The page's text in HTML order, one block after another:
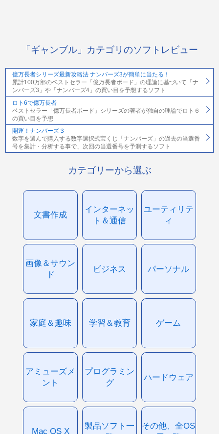
「ギャンブル」カテゴリのソフトレビュー
億万長者シリーズ最新攻略法 ナンバーズ3が簡単に当たる！
累計100万部のベストセラー「億万長者ボード」の理論に基づいて「ナ
ンバーズ3」や「ナンバーズ4」の買い目を予想するソフト
ロト6で億万長者
ベストセラー「億万長者ボード」シリーズの著者が独自の理論でロト６
の買い目を予想
開運！ナンバーズ３
数字を選んで購入する数字選択式宝くじ「ナンバーズ」の過去の当選番
号を集計・分析する事で、次回の当選番号を予測するソフト
カテゴリーから選ぶ
文書作成
インターネッ
ト＆通信
ユーティリテ
ィ
画像＆サウン
ド
ビジネス パーソナル
家庭＆趣味 学習＆教育 ゲーム
アミューズメ
ント
プログラミン
グ
ハードウェア
Mac OS X
製品ソフト一
その他、全OS